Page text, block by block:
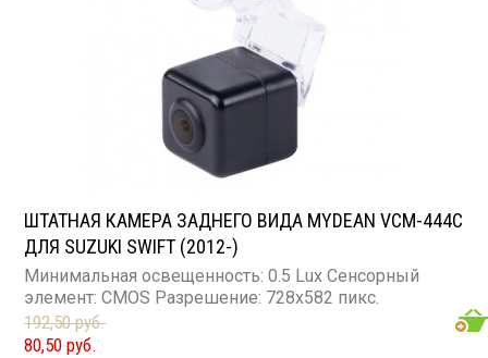
ШТАТНАЯ КАМЕРА ЗАДНЕГО ВИДА MYDEAN VCM-444C
ДЛЯ SUZUKI SWIFT (2012-)
Минимальная освещенность: 0.5 Lux Сенсорный
элемент: CMOS Разрешение: 728x582 пикс.
192,50 руб.
80,50 руб.